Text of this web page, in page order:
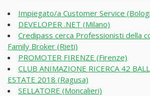
Impiegato/a Customer Service
DEVELOPER .NET (Milano)
Credipass cerca Professionisti della
Family Broker (Rieti)
PROMOTER FIRENZE (Firenze)
CLUB ANIMAZIONE RICERCA 42
ESTATE 2018 (Ragusa)
SELLATORE (Moncalieri)